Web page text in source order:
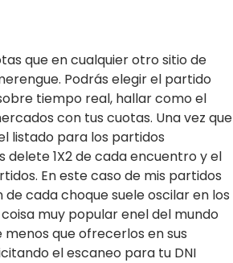
que en cualquier otro sitio de
Podrás elegir el partido
tiempo real, hallar como el
con tus cuotas. Una vez que
listado para los partidos
1X2 de cada encuentro y el
En este caso de mis partidos
cada choque suele oscilar en los
muy popular enel del mundo
que ofrecerlos en sus
el escaneo para tu DNI